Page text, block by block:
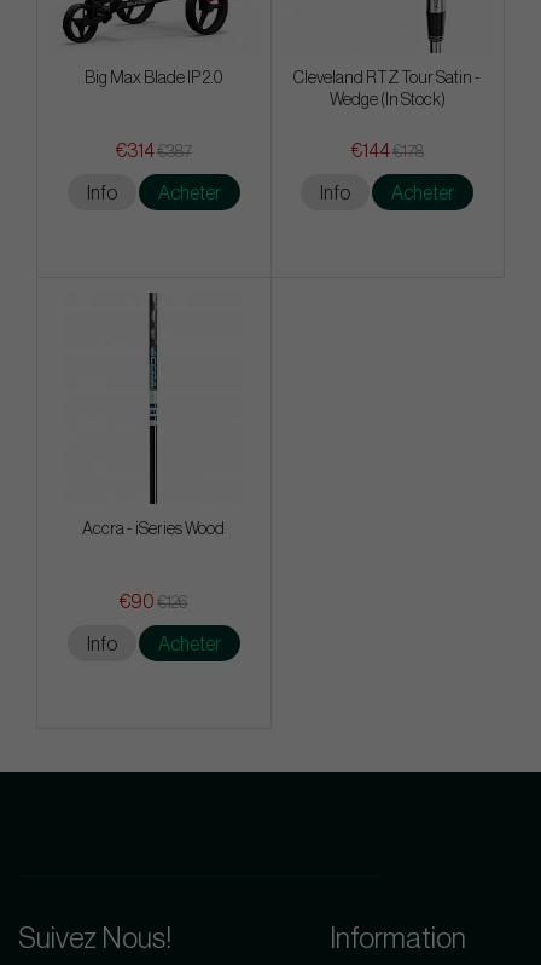
Big Max Blade IP 2.0
€314€387
Info Acheter
Cleveland RTZ Tour Satin -
Wedge (In Stock)
€144€178
Info Acheter
Accra - iSeries Wood
€90 €126
Info Acheter
Suivez Nous! Information